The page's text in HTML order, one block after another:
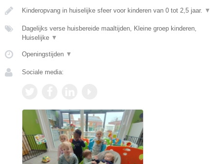
Kinderopvang in huiselijke sfeer voor kinderen van 0 tot 2,5 jaar. ▼
Dagelijks verse huisbereide maaltijden, Kleine groep kinderen,
Huiselijke ▼
Openingstijden ▼
Sociale media: